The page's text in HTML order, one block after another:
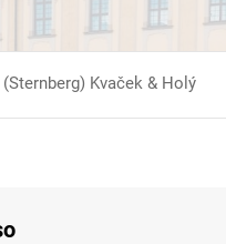
Kvaček & Holý